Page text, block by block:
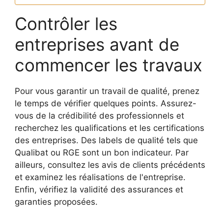
Contrôler les
entreprises avant de
commencer les travaux
Pour vous garantir un travail de qualité, prenez
le temps de vérifier quelques points. Assurez-
vous de la crédibilité des professionnels et
recherchez les qualifications et les certifications
des entreprises. Des labels de qualité tels que
Qualibat ou RGE sont un bon indicateur. Par
ailleurs, consultez les avis de clients précédents
et examinez les réalisations de l'entreprise.
Enfin, vérifiez la validité des assurances et
garanties proposées.